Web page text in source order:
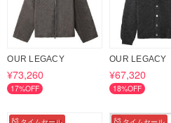
OUR LEGACY
¥73,260
17%OFF
OUR LEGACY
¥67,320
18%OFF